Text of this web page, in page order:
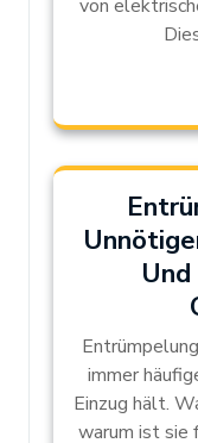
von
immer
Einzug hält.
warum ist sie